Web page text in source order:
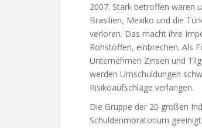
2007. Stark betroffen waren
Brasilien, Mexiko und die
verloren. Das macht ihre
Rohstoffen, einbrechen. Als
Unternehmen Zinsen und
werden Umschuldungen
Risikoaufschläge verlangen.
Die Gruppe der 20 großen
Schuldenmoratorium